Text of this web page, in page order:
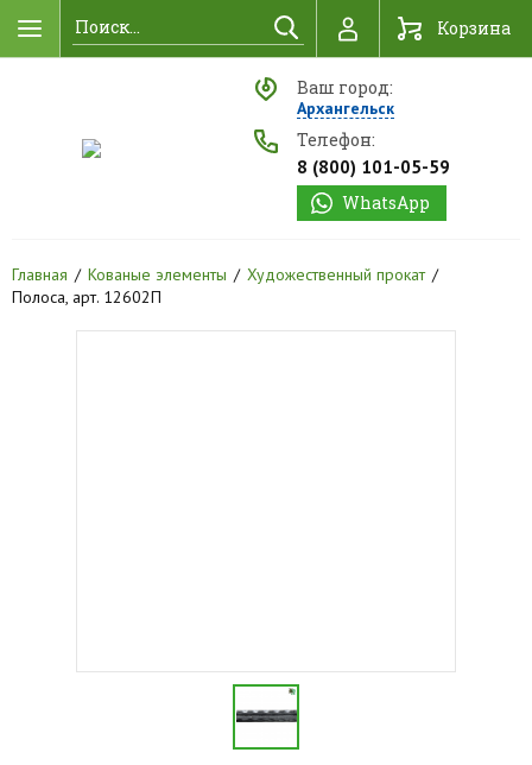
Найти Корзина
Ваш город:
Архангельск
Телефон:
8 (800) 101-05-59
WhatsApp
Главная Кованые элементы
Художественный прокат
Полоса, арт. 12602П